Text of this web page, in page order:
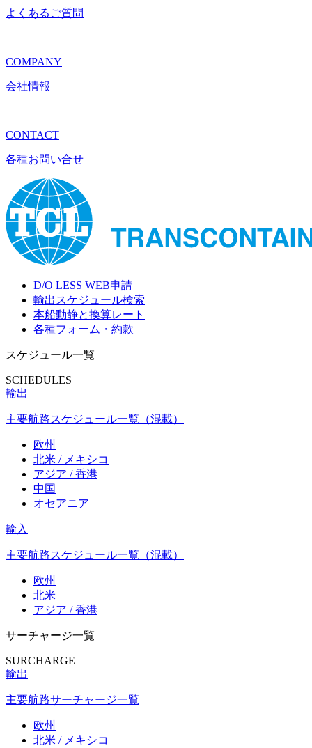
よくあるご質問
COMPANY
会社情報
CONTACT
各種お問い合せ
D/O LESS WEB申請
輸出スケジュール検索
本船動静と換算レート
各種フォーム・約款
スケジュール一覧
SCHEDULES
輸出
主要航路スケジュール一覧（混載）
欧州
北米 / メキシコ
アジア / 香港
中国
オセアニア
輸入
主要航路スケジュール一覧（混載）
欧州
北米
アジア / 香港
サーチャージ一覧
SURCHARGE
輸出
主要航路サーチャージ一覧
欧州
北米 / メキシコ